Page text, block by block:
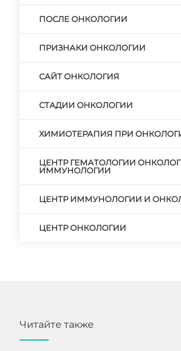
ПОСЛЕ ОНКОЛОГИИ
ПРИЗНАКИ ОНКОЛОГИИ
САЙТ ОНКОЛОГИЯ
СТАДИИ ОНКОЛОГИИ
ХИМИОТЕРАПИЯ ПРИ
ЦЕНТР ГЕМАТОЛОГИИ
ИММУНОЛОГИИ
ЦЕНТР ИММУНОЛОГИИ И
ЦЕНТР ОНКОЛОГИИ
Читайте также